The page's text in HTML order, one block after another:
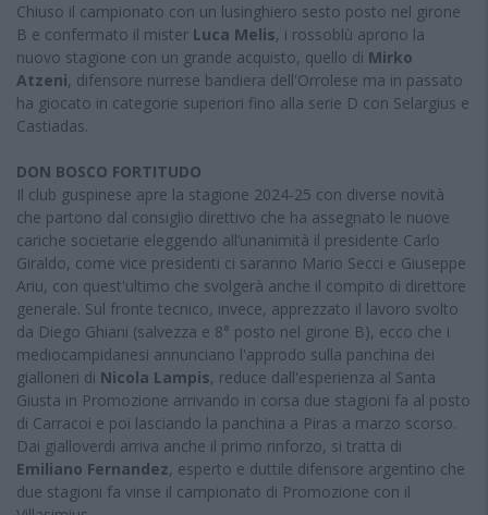
Chiuso il campionato con un lusinghiero sesto posto nel girone
B e confermato il mister Luca Melis, i rossoblù aprono la
nuovo stagione con un grande acquisto, quello di Mirko
Atzeni, difensore nurrese bandiera dell'Orrolese ma in passato
ha giocato in categorie superiori fino alla serie D con Selargius e
Castiadas.
DON BOSCO FORTITUDO
Il club guspinese apre la stagione 2024-25 con diverse novità
che partono dal consiglio direttivo che ha assegnato le nuove
cariche societarie eleggendo all’unanimità il presidente Carlo
Giraldo, come vice presidenti ci saranno Mario Secci e Giuseppe
Ariu, con quest'ultimo che svolgerà anche il compito di direttore
generale. Sul fronte tecnico, invece, apprezzato il lavoro svolto
da Diego Ghiani (salvezza e 8° posto nel girone B), ecco che i
mediocampidanesi annunciano l'approdo sulla panchina dei
gialloneri di Nicola Lampis, reduce dall'esperienza al Santa
Giusta in Promozione arrivando in corsa due stagioni fa al posto
di Carracoi e poi lasciando la panchina a Piras a marzo scorso.
Dai gialloverdi arriva anche il primo rinforzo, si tratta di
Emiliano Fernandez, esperto e duttile difensore argentino che
due stagioni fa vinse il campionato di Promozione con il